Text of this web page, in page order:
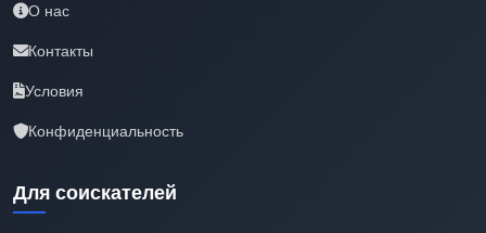
О нас
Контакты
Условия
Конфиденциальность
Для соискателей